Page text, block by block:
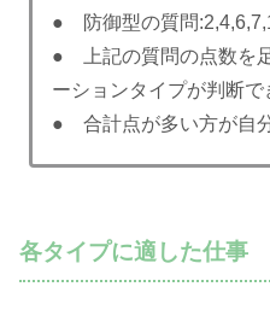
● 防御型の質問
● 上記の質問の点数を
ーションタイプが判断で
● 合計点が多い方が自
各タイプに適した仕事